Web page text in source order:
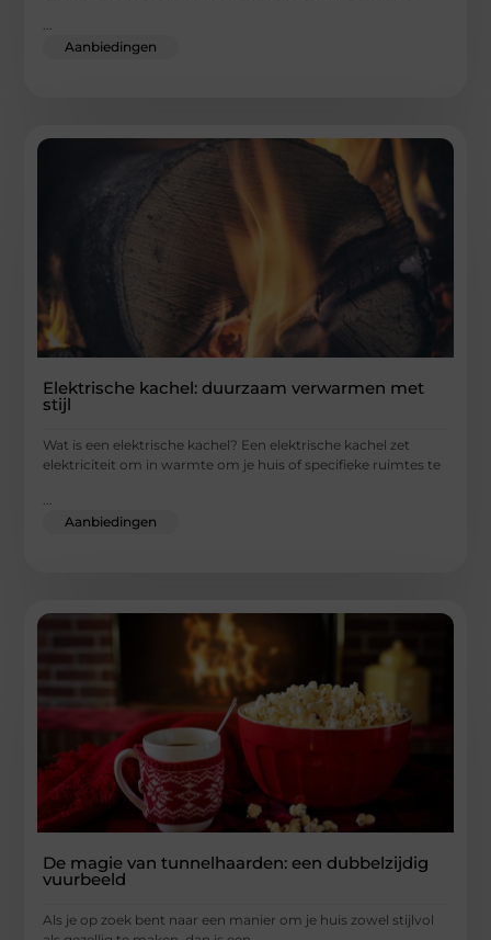
Aanbiedingen
Elektrische kachel: duurzaam verwarmen met
stijl
Wat is een elektrische kachel? Een elektrische kachel zet
elektriciteit om in warmte om je huis of specifieke ruimtes te
...
Aanbiedingen
De magie van tunnelhaarden: een dubbelzijdig
vuurbeeld
Als je op zoek bent naar een manier om je huis zowel stijlvol